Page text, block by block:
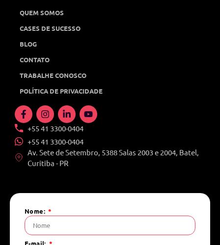
QUEM SOMOS
CASES DE SUCESSO
BLOG
CONTATO
TRABALHE CONOSCO
POLÍTICA DE PRIVACIDADE
+55 41 3300-0404
+55 41 3300-0404
Av. Sete de Setembro, 5388 Salas 2003 e 2004, Batel,
Curitiba - PR
Nome:
E-mail: